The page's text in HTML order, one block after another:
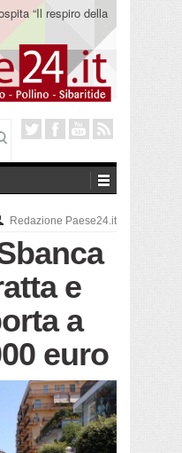
“Il respiro della
365
Redazione Paese24.it
e
a
euro